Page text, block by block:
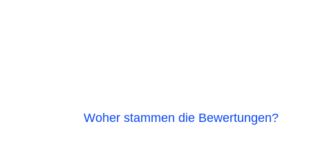
Woher stammen die Bewertungen?